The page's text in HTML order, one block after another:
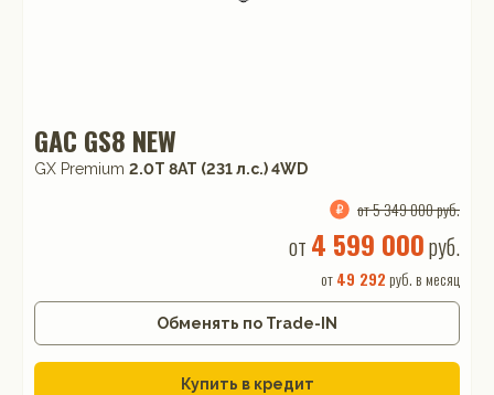
GAC GS8 NEW
GX Premium 2.0T 8AT (231 л.с.) 4WD
от 5 349 000 руб.
от 4 599 000руб.
от49 292 руб. в месяц
Обменять по Trade-IN
Купить в кредит